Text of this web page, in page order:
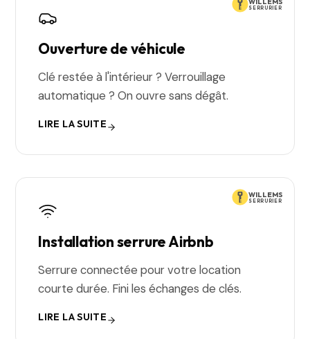
SERRURIER
Ouverture de véhicule
Clé restée à l'intérieur ? Verrouillage
automatique ? On ouvre sans dégât.
LIRE LA SUITE
WILLEMS
SERRURIER
Installation serrure Airbnb
Serrure connectée pour votre location
courte durée. Fini les échanges de clés.
LIRE LA SUITE